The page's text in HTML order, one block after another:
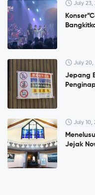
July 23,
July 20,
Jepang
July 10,
Jejak